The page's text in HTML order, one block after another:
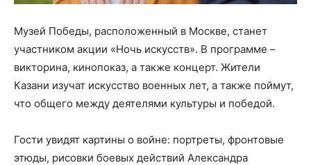
Музей Победы, расположенный в Москве, станет
участником акции «Ночь искусств». В программе –
викторина, кинопоказ, а также концерт. Жители
Казани изучат искусство военных лет, а также поймут,
что общего между деятелями культуры и победой.
Гости увидят картины о войне: портреты, фронтовые
этюды, рисовки боевых действий Александра